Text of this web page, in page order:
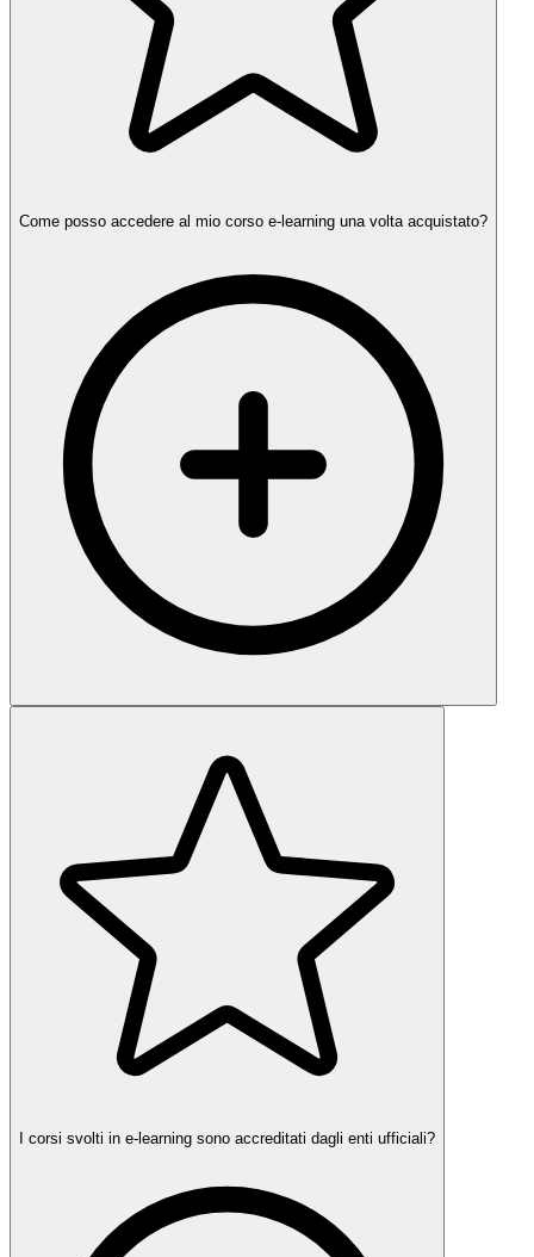
Come posso accedere al mio corso e-learning una volta acquistato?
I corsi svolti in e-learning sono accreditati dagli enti ufficiali?